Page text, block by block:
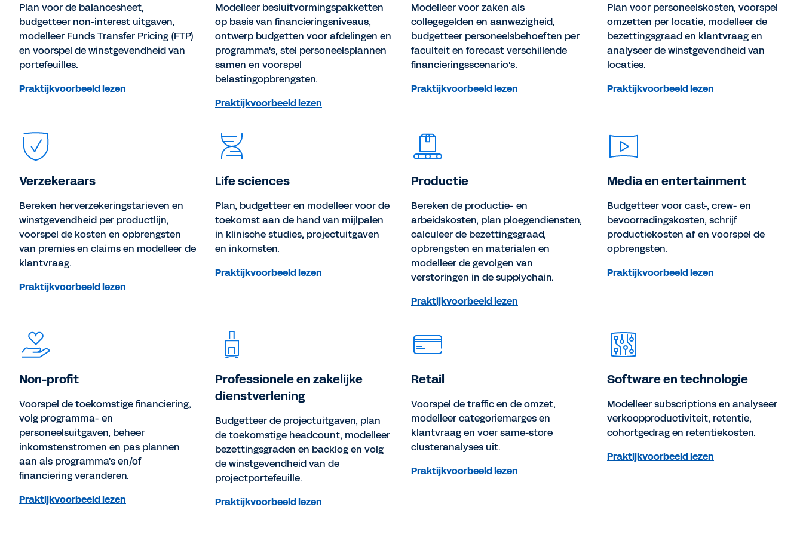
Plan voor de balancesheet,
budgetteer non-interest uitgaven,
modelleer Funds Transfer Pricing (FTP)
en voorspel de winstgevendheid van
portefeuilles.
Praktijkvoorbeeld lezen
Modelleer besluitvormingspakketten
op basis van financieringsniveaus,
ontwerp budgetten voor afdelingen en
programma's, stel personeelsplannen
samen en voorspel
belastingopbrengsten.
Praktijkvoorbeeld lezen
Modelleer voor zaken als
collegegelden en aanwezigheid,
budgetteer personeelsbehoeften per
faculteit en forecast verschillende
financieringsscenario's.
Praktijkvoorbeeld lezen
Plan voor personeelskosten, voorspel
omzetten per locatie, modelleer de
bezettingsgraad en klantvraag en
analyseer de winstgevendheid van
locaties.
Praktijkvoorbeeld lezen
Verzekeraars
Bereken herverzekeringstarieven en
winstgevendheid per productlijn,
voorspel de kosten en opbrengsten
van premies en claims en modelleer de
klantvraag.
Praktijkvoorbeeld lezen
Life sciences
Plan, budgetteer en modelleer voor de
toekomst aan de hand van mijlpalen
in klinische studies, projectuitgaven
en inkomsten.
Praktijkvoorbeeld lezen
Productie
Bereken de productie- en
arbeidskosten, plan ploegendiensten,
calculeer de bezettingsgraad,
opbrengsten en materialen en
modelleer de gevolgen van
verstoringen in de supplychain.
Praktijkvoorbeeld lezen
Media en entertainment
Budgetteer voor cast-, crew- en
bevoorradingskosten, schrijf
productiekosten af en voorspel de
opbrengsten.
Praktijkvoorbeeld lezen
Non-profit
Voorspel de toekomstige financiering,
volg programma- en
personeelsuitgaven, beheer
inkomstenstromen en pas plannen
aan als programma's en/of
financiering veranderen.
Praktijkvoorbeeld lezen
Professionele en zakelijke
dienstverlening
Budgetteer de projectuitgaven, plan
de toekomstige headcount, modelleer
bezettingsgraden en backlog en volg
de winstgevendheid van de
projectportefeuille.
Praktijkvoorbeeld lezen
Retail
Voorspel de traffic en de omzet,
modelleer categoriemarges en
klantvraag en voer same-store
clusteranalyses uit.
Praktijkvoorbeeld lezen
Software en technologie
Modelleer subscriptions en analyseer
verkoopproductiviteit, retentie,
cohortgedrag en retentiekosten.
Praktijkvoorbeeld lezen